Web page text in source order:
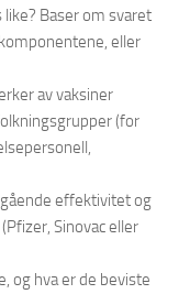
Baser om svaret
eller
av vaksiner
(for
effektivitet og
Sinovac eller
og hva er de beviste